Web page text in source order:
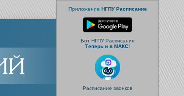
Приложение НГПУ Расписание
Бот НГПУ Расписания
Теперь и в МАКС!
Расписание звонков